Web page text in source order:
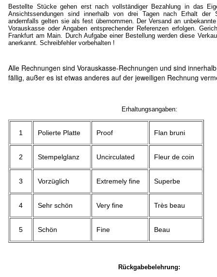
Bestellte Stücke gehen erst nach vollständiger Bezahlung in das
Ansichtssendungen sind innerhalb von drei Tagen nach Erhalt der
andernfalls gelten sie als fest übernommen. Der Versand an
Vorauskasse oder Angaben entsprechender Referenzen erfolgen.
Frankfurt am Main. Durch Aufgabe einer Bestellung werden diese
anerkannt. Schreibfehler vorbehalten !
Alle Rechnungen sind Vorauskasse-Rechnungen und sind
fällig, außer es ist etwas anderes auf der jeweiligen Rechnung
Erhaltungsangaben:
1 Polierte Platte Proof Flan bruni
2 Stempelglanz Uncirculated Fleur de coin
3 Vorzüglich Extremely fine Superbe
4 Sehr schön Very fine Très beau
5 Schön Fine Beau
Rückgabebelehrung: